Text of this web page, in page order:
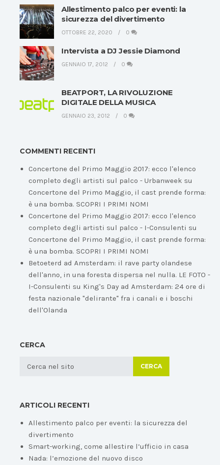
Allestimento palco per eventi: la
sicurezza del divertimento
OTTOBRE 22, 2020 0
Intervista a DJ Jessie Diamond
GENNAIO 17, 2012 0
BEATPORT, LA RIVOLUZIONE
DIGITALE DELLA MUSICA
GENNAIO 23, 2012 0
COMMENTI RECENTI
Concertone del Primo Maggio 2017: ecco l'elenco
completo degli artisti sul palco - Urbanweek su
Concertone del Primo Maggio, il cast prende forma:
è una bomba. SCOPRI I PRIMI NOMI
Concertone del Primo Maggio 2017: ecco l'elenco
completo degli artisti sul palco - I-Consulenti su
Concertone del Primo Maggio, il cast prende forma:
è una bomba. SCOPRI I PRIMI NOMI
Betoeterd ad Amsterdam: il rave party olandese
dell'anno, in una foresta dispersa nel nulla. LE FOTO -
I-Consulenti su King's Day ad Amsterdam: 24 ore di
festa nazionale "delirante" fra i canali e i boschi
dell'Olanda
CERCA
CERCA
ARTICOLI RECENTI
Allestimento palco per eventi: la sicurezza del
divertimento
Smart-working, come allestire l’ufficio in casa
Nada: l’emozione del nuovo disco